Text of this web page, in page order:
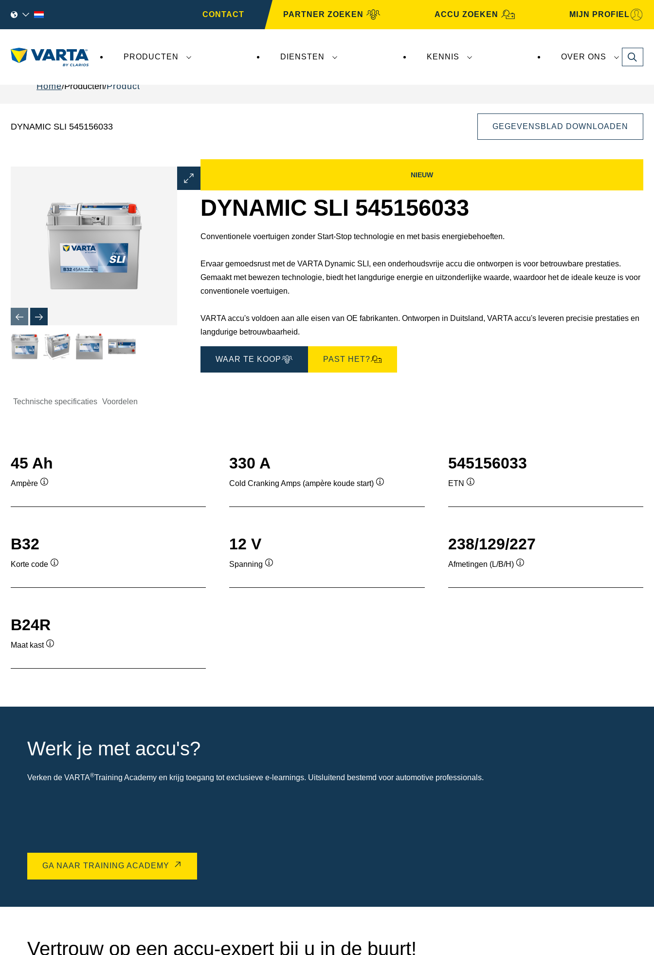
CONTACT PARTNER ZOEKEN ACCU ZOEKEN MIJN PROFIEL
PRODUCTEN DIENSTEN KENNIS OVER ONS Search
Home Producten Product
DYNAMIC SLI 545156033 GEGEVENSBLAD DOWNLOADEN
Dialoogvenster
Afbeelding
Dialoogvenster
NIEUW
DYNAMIC SLI 545156033
Conventionele voertuigen zonder Start-Stop technologie en met basis energiebehoeften.
Ervaar gemoedsrust met de VARTA Dynamic SLI, een onderhoudsvrije accu die ontworpen is voor betrouwbare prestaties.
Gemaakt met bewezen technologie, biedt het langdurige energie en uitzonderlijke waarde, waardoor het de ideale keuze is voor
conventionele voertuigen.
VARTA accu's voldoen aan alle eisen van OE fabrikanten. Ontworpen in Duitsland, VARTA accu's leveren precisie prestaties en
langdurige betrouwbaarheid.
WAAR TE KOOP PAST HET?
Technische specificaties Voordelen
45 Ah
Ampère
de
330 A
Cold Cranking Amps (ampère koude start)
de
545156033
ETN
de
B32
Korte code
de
12 V
Spanning
de
238/129/227
Afmetingen (L/B/H)
de
B24R
Maat kast
de
Werk je met accu's?
Verken de VARTA®Training Academy en krijg toegang tot exclusieve e-learnings. Uitsluitend bestemd voor automotive professionals.
GA NAAR TRAINING ACADEMY
Vertrouw op een accu-expert bij u in de buurt!